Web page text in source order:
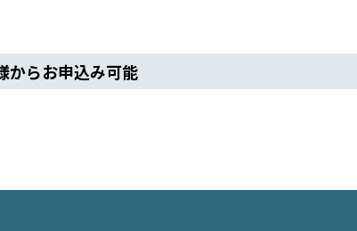
らお申込み可能